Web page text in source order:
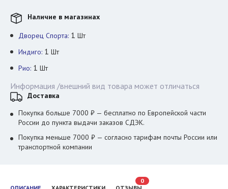
0
Наличие в магазинах
Дворец Спорта: 1 Шт
Индиго: 1 Шт
Рио: 1 Шт
Информация /внешний вид товара может отличаться
Доставка
Покупка больше 7000 ₽ — бесплатно по Европейской части
России до пункта выдачи заказов СДЭК.
Покупка меньше 7000 ₽ — согласно тарифам почты России или
транспортной компании